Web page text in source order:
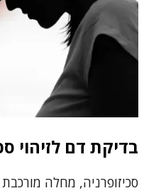
בדיקת דם לזיהוי
סכיזופרניה, מחלה